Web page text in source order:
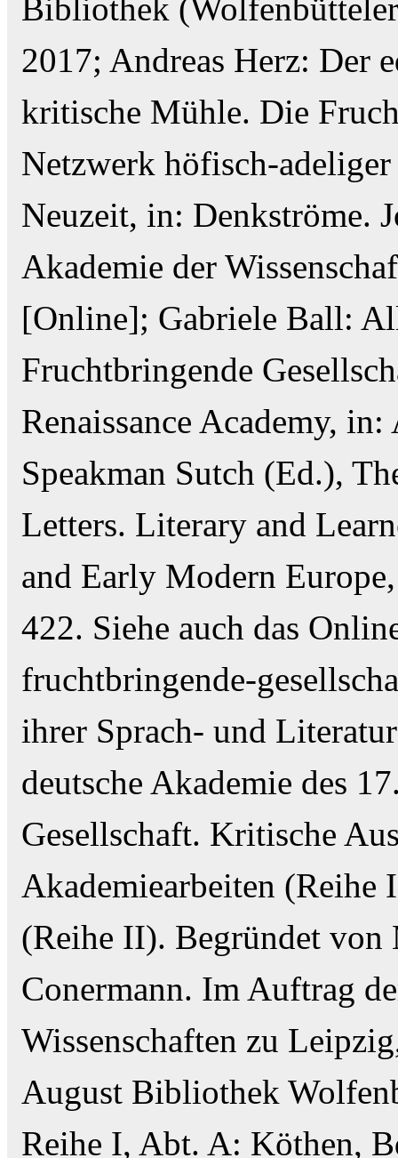
Bibliothek
2017; Andreas Herz: Der
kritische Mühle. Die
Netzwerk höfisch-
Neuzeit, in: Denkströme.
Akademie der
[Online]; Gabriele Ball:
Fruchtbringende
Renaissance Academy,
Speakman Sutch (Ed.),
Letters. Literary and
and Early Modern
422. Siehe auch das
fruchtbringende-
ihrer Sprach- und
deutsche Akademie des
Gesellschaft. Kritische
Akademiearbeiten (Reihe
(Reihe II). Begründet
Conermann. Im Auftrag
Wissenschaften zu
August Bibliothek
Reihe I, Abt. A: Köthen,